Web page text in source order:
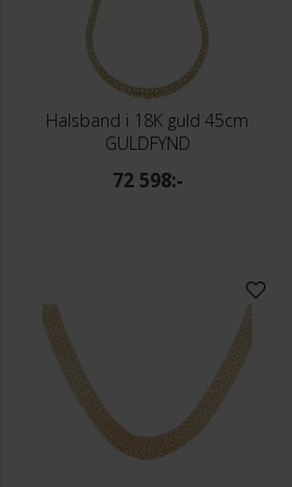
Halsband i 18K guld 45cm
GULDFYND
72 598:-